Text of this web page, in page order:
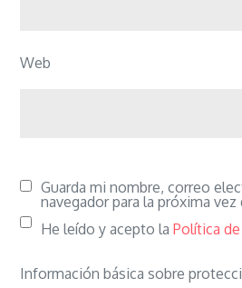
Web
Guarda mi nombre, correo
navegador para la próxima
He leído y acepto laPolítica
Información básica sobre